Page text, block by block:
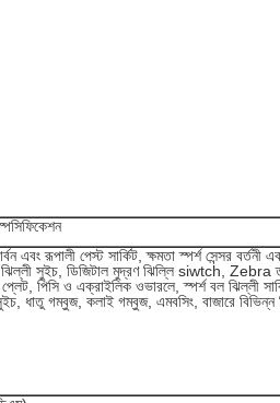
এবং রূপালী পেস্ট সার্কিট, ক্ষমতা স্পর্শ সেন্সর বর্তনী
ঝিল্লী সুইচ, ডিজিটাল মুদ্রণ ঝিল্লি siwtch,
পিসি ও এক্রাইলিক ওভারলে, স্পর্শ বল ঝিল্লী
ধাতু গম্বুজ, কলাই গম্বুজ, এমবসিং, বাজারে বিভিন্ন